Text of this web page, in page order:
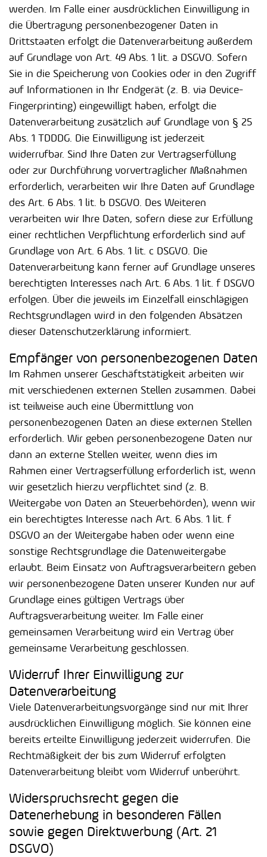
werden. Im Falle einer ausdrücklichen Einwilligung in
die Übertragung personenbezogener Daten in
Drittstaaten erfolgt die Datenverarbeitung außerdem
auf Grundlage von Art. 49 Abs. 1 lit. a DSGVO. Sofern
Sie in die Speicherung von Cookies oder in den Zugriff
auf Informationen in Ihr Endgerät (z. B. via Device-
Fingerprinting) eingewilligt haben, erfolgt die
Datenverarbeitung zusätzlich auf Grundlage von § 25
Abs. 1 TDDDG. Die Einwilligung ist jederzeit
widerrufbar. Sind Ihre Daten zur Vertragserfüllung
oder zur Durchführung vorvertraglicher Maßnahmen
erforderlich, verarbeiten wir Ihre Daten auf Grundlage
des Art. 6 Abs. 1 lit. b DSGVO. Des Weiteren
verarbeiten wir Ihre Daten, sofern diese zur Erfüllung
einer rechtlichen Verpflichtung erforderlich sind auf
Grundlage von Art. 6 Abs. 1 lit. c DSGVO. Die
Datenverarbeitung kann ferner auf Grundlage unseres
berechtigten Interesses nach Art. 6 Abs. 1 lit. f DSGVO
erfolgen. Über die jeweils im Einzelfall einschlägigen
Rechtsgrundlagen wird in den folgenden Absätzen
dieser Datenschutzerklärung informiert.
Empfänger von personenbezogenen Daten
Im Rahmen unserer Geschäftstätigkeit arbeiten wir
mit verschiedenen externen Stellen zusammen. Dabei
ist teilweise auch eine Übermittlung von
personenbezogenen Daten an diese externen Stellen
erforderlich. Wir geben personenbezogene Daten nur
dann an externe Stellen weiter, wenn dies im
Rahmen einer Vertragserfüllung erforderlich ist, wenn
wir gesetzlich hierzu verpflichtet sind (z. B.
Weitergabe von Daten an Steuerbehörden), wenn wir
ein berechtigtes Interesse nach Art. 6 Abs. 1 lit. f
DSGVO an der Weitergabe haben oder wenn eine
sonstige Rechtsgrundlage die Datenweitergabe
erlaubt. Beim Einsatz von Auftragsverarbeitern geben
wir personenbezogene Daten unserer Kunden nur auf
Grundlage eines gültigen Vertrags über
Auftragsverarbeitung weiter. Im Falle einer
gemeinsamen Verarbeitung wird ein Vertrag über
gemeinsame Verarbeitung geschlossen.
Widerruf Ihrer Einwilligung zur
Datenverarbeitung
Viele Datenverarbeitungsvorgänge sind nur mit Ihrer
ausdrücklichen Einwilligung möglich. Sie können eine
bereits erteilte Einwilligung jederzeit widerrufen. Die
Rechtmäßigkeit der bis zum Widerruf erfolgten
Datenverarbeitung bleibt vom Widerruf unberührt.
Widerspruchsrecht gegen die
Datenerhebung in besonderen Fällen
sowie gegen Direktwerbung (Art. 21
DSGVO)